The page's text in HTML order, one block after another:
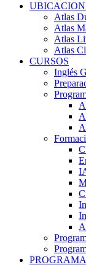
Atlas
Atlas
Atlas
Atlas
CURSOS
Inglés